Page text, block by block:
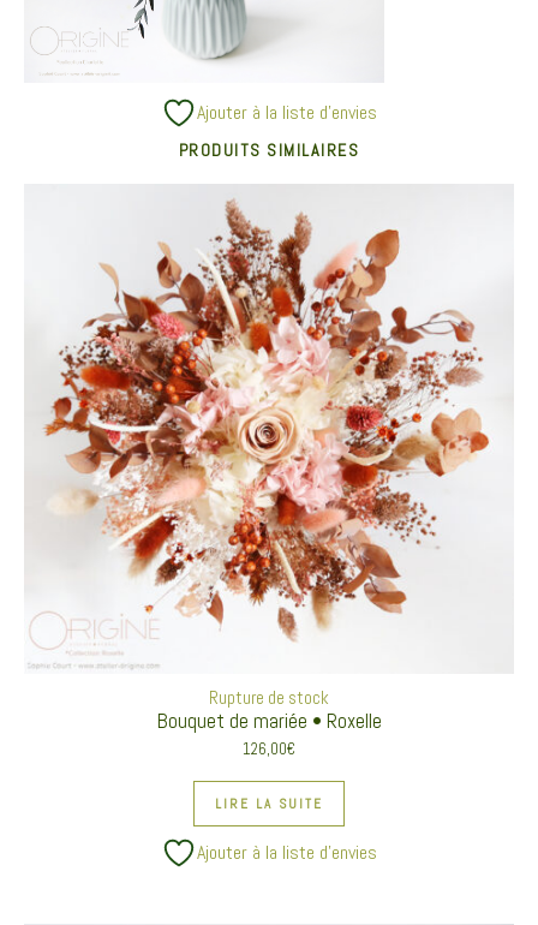
Ajouter à la liste d’envies
PRODUITS SIMILAIRES
Rupture de stock
Bouquet de mariée • Roxelle
126,00€
LIRE LA SUITE
Ajouter à la liste d’envies